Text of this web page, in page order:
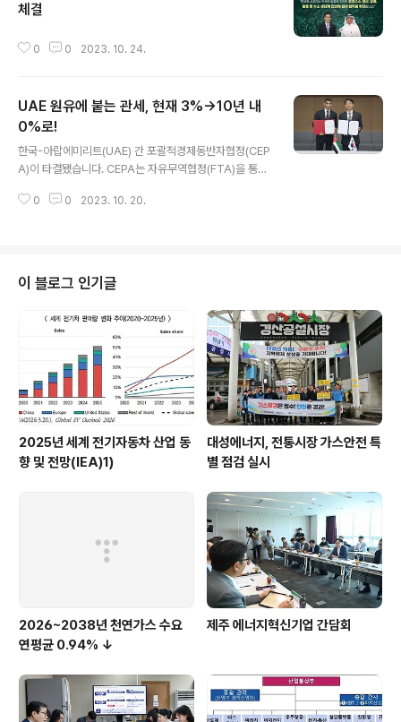
체결
0 0 2023. 10. 24.
UAE 원유에 붙는 관세, 현재 3%→10년 내
0%로!
한국-아랍에미리트(UAE) 간 포괄적경제동반자협정(CEP
A)이 타결됐습니다. CEPA는 자유무역협정(FTA)을 통한
포괄적 교류와 협력 강화 및 확대가 주요 내용입니다. 산업
협상을 최종 타결하고 이를 확인하는 공동 선언문에 서명
했습니다. 이를 통해 양국은 높은 수준으로 시장을 개방하
게 됩니다. 상품 시장의 경우 전체 품목 가운데 우리나라는
92.8%, UAE는 91.2%에 적용되는 관세를 협정 발효 후
최장 10년 내에 철폐합니다. 특히 우리가 UAE에서 수입하
0 0 2023. 10. 20.
이 블로그 인기글
2025년 세계 전기자동차 산업 동
향 및 전망(IEA)1)
대성에너지, 전통시장 가스안전 특
별 점검 실시
2026~2038년 천연가스 수요
연평균 0.94% ↓
제주 에너지혁신기업 간담회